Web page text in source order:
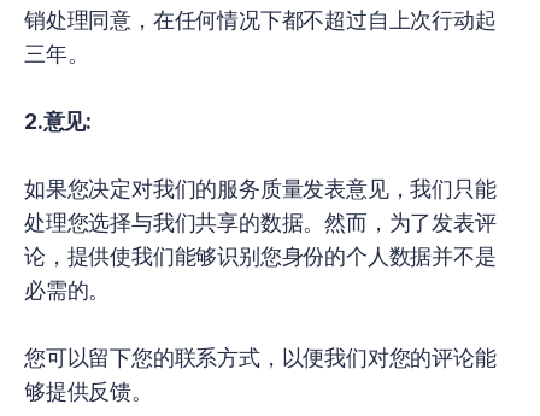
销处理同意，在任何情况下都不超过自上次行动起
三年。
2.意见:
如果您决定对我们的服务质量发表意见，我们只能
处理您选择与我们共享的数据。然而，为了发表评
论，提供使我们能够识别您身份的个人数据并不是
必需的。
您可以留下您的联系方式，以便我们对您的评论能
够提供反馈。